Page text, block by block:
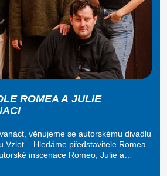
ROMEA A JULIE
věnujeme se autorskému divadlu
Vzlet. Hledáme představitele Romea
inscenace Romeo, Julie a…